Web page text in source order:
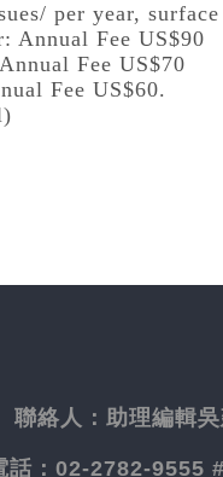
per year,
Annual Fee US$90
Fee US$70
Fee US$60.
聯絡人： 助理編輯
： 02-2782-9555